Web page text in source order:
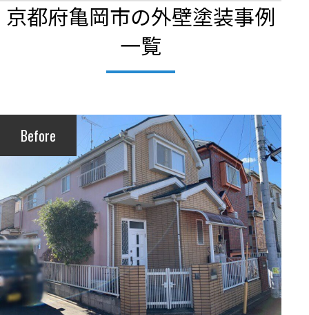
京都府亀岡市の外壁塗装事例
一覧
Before